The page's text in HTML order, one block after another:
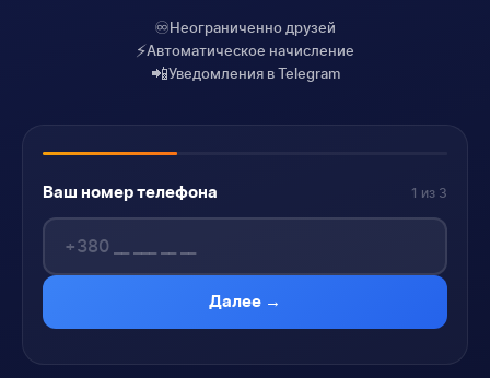
♾️Неограниченно друзей
⚡Автоматическое начисление
📲Уведомления в Telegram
Ваш номер телефона 1 из 3
Далее →